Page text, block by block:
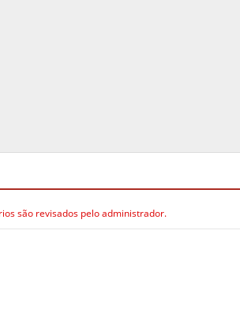
são revisados pelo administrador.